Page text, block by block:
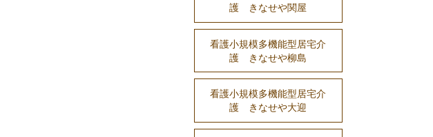
護 きなせや関屋
看護小規模多機能型居宅介
護 きなせや柳島
看護小規模多機能型居宅介
護 きなせや大迎